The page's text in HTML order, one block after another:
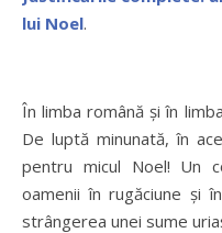
lui Noel.
În limba română și în
De luptă minunată, în
pentru micul Noel! Un
oamenii în rugăciune și
strângerea unei sume